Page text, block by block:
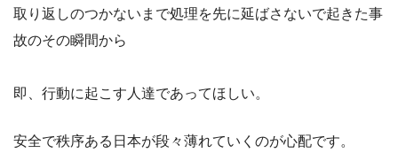
取り返しのつかないまで処理を先に延ばさないで起きた事
故のその瞬間から
即、行動に起こす人達であってほしい。
安全で秩序ある日本が段々薄れていくのが心配です。